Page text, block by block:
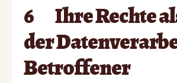
6 Ihre Rechte
der
Betroffener